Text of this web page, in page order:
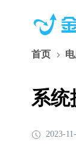
首页
系统
2023-